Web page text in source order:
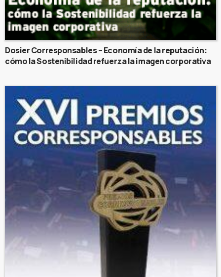
Dosier Corresponsables – Economía de la reputación:
cómo la Sostenibilidad refuerza la imagen corporativa